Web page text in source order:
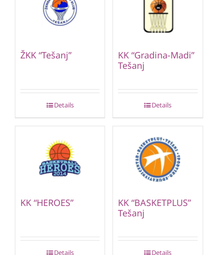
ŽKK “Tešanj”
Details
KK “Gradina-Madi”
Tešanj
Details
KK “HEROES”
Details
KK “BASKETPLUS”
Tešanj
Details